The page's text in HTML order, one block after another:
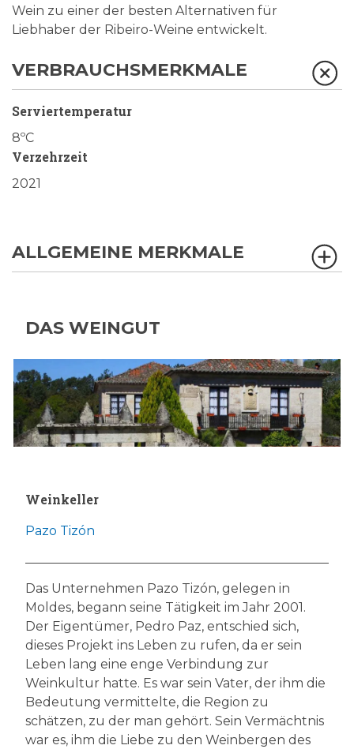
Wein zu einer der besten Alternativen für
Liebhaber der Ribeiro-Weine entwickelt.
VERBRAUCHSMERKMALE
Serviertemperatur
8ºC
Verzehrzeit
2021
ALLGEMEINE MERKMALE
DAS WEINGUT
Weinkeller
Pazo Tizón
Das Unternehmen Pazo Tizón, gelegen in
Moldes, begann seine Tätigkeit im Jahr 2001.
Der Eigentümer, Pedro Paz, entschied sich,
dieses Projekt ins Leben zu rufen, da er sein
Leben lang eine enge Verbindung zur
Weinkultur hatte. Es war sein Vater, der ihm die
Bedeutung vermittelte, die Region zu
schätzen, zu der man gehört. Sein Vermächtnis
war es, ihm die Liebe zu den Weinbergen des